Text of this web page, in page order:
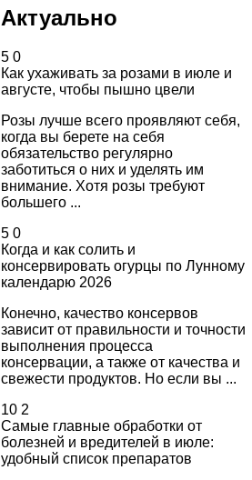
Актуально
5 0
Как ухаживать за розами в июле и
августе, чтобы пышно цвели
Розы лучше всего проявляют себя,
когда вы берете на себя
обязательство регулярно
заботиться о них и уделять им
внимание. Хотя розы требуют
большего ...
5 0
Когда и как солить и
консервировать огурцы по Лунному
календарю 2026
Конечно, качество консервов
зависит от правильности и точности
выполнения процесса
консервации, а также от качества и
свежести продуктов. Но если вы ...
10 2
Самые главные обработки от
болезней и вредителей в июле:
удобный список препаратов